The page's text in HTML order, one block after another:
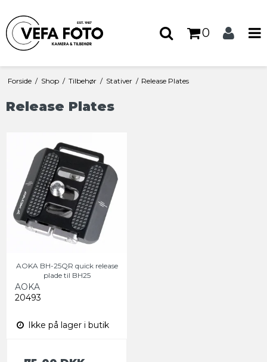
0
Forside / Shop / Tilbehør / Stativer / Release Plates
Release Plates
AOKA BH-25QR quick release
plade til BH25
AOKA
20493
Ikke på lager i butik